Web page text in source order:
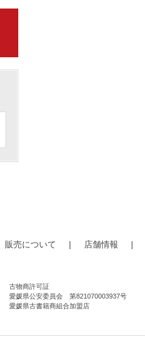
販売について | 店舗情報 |
古物商許可証
愛媛県公安委員会 第821070003937号
愛媛県古書籍商組合加盟店